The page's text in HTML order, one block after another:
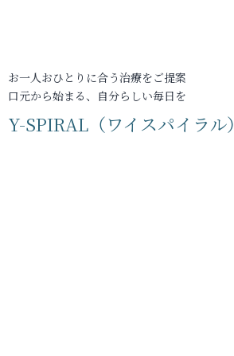
お一人おひとりに合う治療をご提案
口元から始まる、自分らしい毎日を
Y-SPIRAL（ワイスパイラル）